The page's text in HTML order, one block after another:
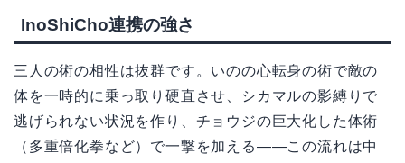
InoShiCho連携の強さ
三人の術の相性は抜群です。いのの心転身の術で敵の
体を一時的に乗っ取り硬直させ、シカマルの影縛りで
逃げられない状況を作り、チョウジの巨大化した体術
（多重倍化拳など）で一撃を加える——この流れは中